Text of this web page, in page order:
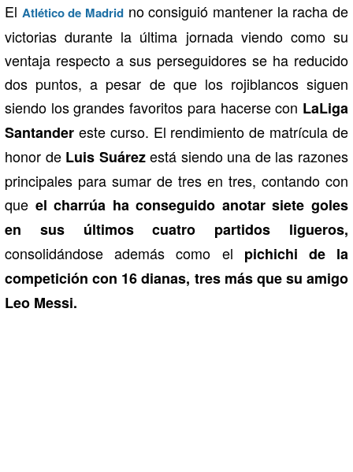
El Atlético de Madrid no consiguió mantener la racha de
victorias durante la última jornada viendo como su
ventaja respecto a sus perseguidores se ha reducido
dos puntos, a pesar de que los rojiblancos siguen
siendo los grandes favoritos para hacerse con LaLiga
Santander este curso. El rendimiento de matrícula de
honor deLuis Suárezestá siendo una de las razones
principales para sumar de tres en tres, contando con
que el charrúa ha conseguido anotar siete goles
en sus últimos cuatro partidos ligueros,
consolidándose además como el pichichi de la
competición con 16 dianas, tres más que su amigo
Leo Messi.